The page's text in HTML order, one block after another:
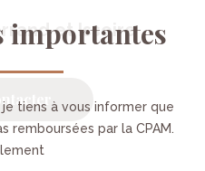
et Issoire
importantes
je tiens à vous informer que
remboursées par la CPAM.